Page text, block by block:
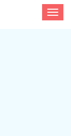
Toggle